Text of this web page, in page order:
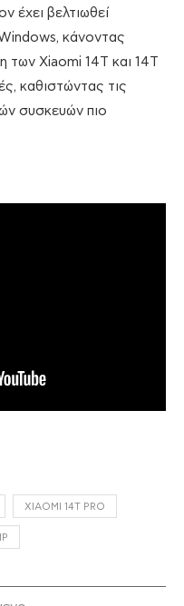
έχει βελτιωθεί
κάνοντας
των Xiaomi 14T και 14Τ
καθιστώντας τις
συσκευών πιο
XIAOMI 14T PRO